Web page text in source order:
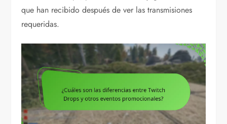
que han recibido después de ver las transmisiones
requeridas.